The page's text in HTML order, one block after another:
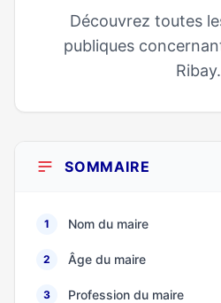
Découvrez toutes
publiques
Ribay.
SOMMAIRE
1 Nom du maire
2 Âge du maire
3 Profession du maire